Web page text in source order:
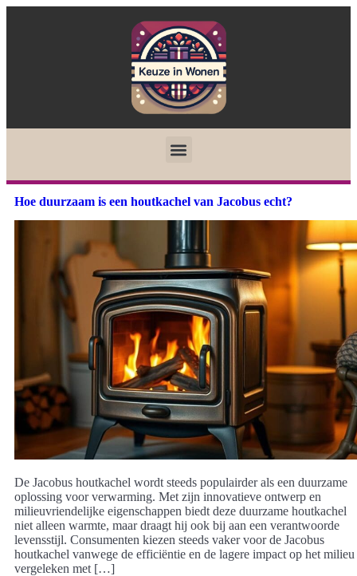
Hoe duurzaam is een houtkachel van Jacobus echt?
De Jacobus houtkachel wordt steeds populairder als een duurzame
oplossing voor verwarming. Met zijn innovatieve ontwerp en
milieuvriendelijke eigenschappen biedt deze duurzame houtkachel
niet alleen warmte, maar draagt hij ook bij aan een verantwoorde
levensstijl. Consumenten kiezen steeds vaker voor de Jacobus
houtkachel vanwege de efficiëntie en de lagere impact op het milieu
vergeleken met […]